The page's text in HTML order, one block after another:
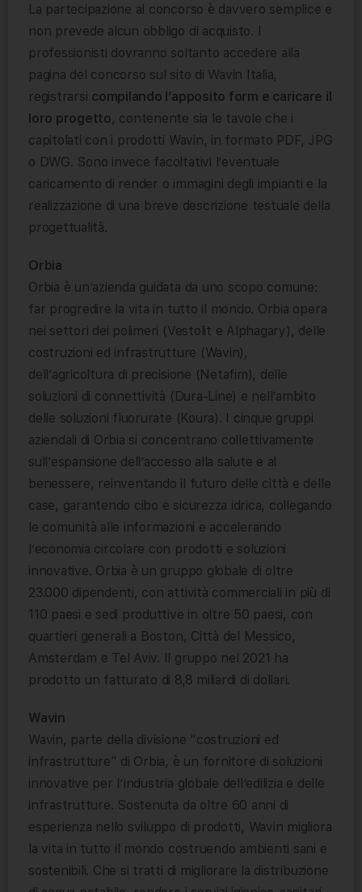
La partecipazione al concorso è davvero semplice e
non prevede alcun obbligo di acquisto. I
professionisti dovranno soltanto accedere alla
pagina del concorso sul sito di Wavin Italia,
registrarsi compilando l’apposito form e caricare il
loro progetto, contenente sia le tavole che i
capitolati con i prodotti Wavin, in formato PDF, JPG
o DWG. Sono invece facoltativi l’eventuale
caricamento di render o immagini degli impianti e la
realizzazione di una breve descrizione testuale della
progettualità.
Orbia
Orbia è un’azienda guidata da uno scopo comune:
far progredire la vita in tutto il mondo. Orbia opera
nei settori dei polimeri (Vestolit e Alphagary), delle
costruzioni ed infrastrutture (Wavin),
dell’agricoltura di precisione (Netafim), delle
soluzioni di connettività (Dura-Line) e nell’ambito
delle soluzioni fluorurate (Koura). I cinque gruppi
aziendali di Orbia si concentrano collettivamente
sull’espansione dell’accesso alla salute e al
benessere, reinventando il futuro delle città e delle
case, garantendo cibo e sicurezza idrica, collegando
le comunità alle informazioni e accelerando
l’economia circolare con prodotti e soluzioni
innovative. Orbia è un gruppo globale di oltre
23.000 dipendenti, con attività commerciali in più di
110 paesi e sedi produttive in oltre 50 paesi, con
quartieri generali a Boston, Città del Messico,
Amsterdam e Tel Aviv. Il gruppo nel 2021 ha
prodotto un fatturato di 8,8 miliardi di dollari.
Wavin
Wavin, parte della divisione “costruzioni ed
infrastrutture” di Orbia, è un fornitore di soluzioni
innovative per l’industria globale dell’edilizia e delle
infrastrutture. Sostenuta da oltre 60 anni di
esperienza nello sviluppo di prodotti, Wavin migliora
la vita in tutto il mondo costruendo ambienti sani e
sostenibili. Che si tratti di migliorare la distribuzione